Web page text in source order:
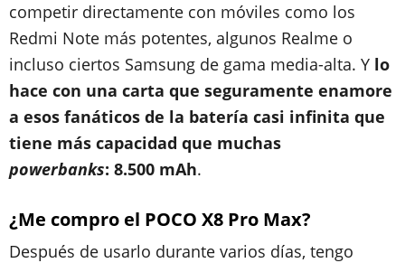
competir directamente con móviles como los
Redmi Note más potentes, algunos Realme o
incluso ciertos Samsung de gama media-alta. Y lo
hace con una carta que seguramente enamore
a esos fanáticos de la batería casi infinita que
tiene más capacidad que muchas
powerbanks: 8.500 mAh.
¿Me compro el POCO X8 Pro Max?
Después de usarlo durante varios días, tengo